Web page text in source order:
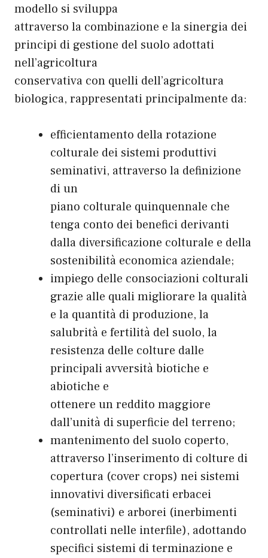
modello si sviluppa
attraverso la combinazione e la sinergia dei
principi di gestione del suolo adottati
nell’agricoltura
conservativa con quelli dell’agricoltura
biologica, rappresentati principalmente da:
efficientamento della rotazione
colturale dei sistemi produttivi
seminativi, attraverso la definizione
di un
piano colturale quinquennale che
tenga conto dei benefici derivanti
dalla diversificazione colturale e della
sostenibilità economica aziendale;
impiego delle consociazioni colturali
grazie alle quali migliorare la qualità
e la quantità di produzione, la
salubrità e fertilità del suolo, la
resistenza delle colture dalle
principali avversità biotiche e
abiotiche e
ottenere un reddito maggiore
dall’unità di superficie del terreno;
mantenimento del suolo coperto,
attraverso l’inserimento di colture di
copertura (cover crops) nei sistemi
innovativi diversificati erbacei
(seminativi) e arborei (inerbimenti
controllati nelle interfile), adottando
specifici sistemi di terminazione e